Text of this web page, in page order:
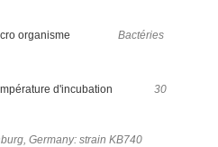
organisme Bactéries
d'incubation
30
Germany: strain KB740